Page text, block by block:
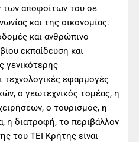
των αποφοίτων του σε
και της οικονομίας.
και ανθρώπινο
εκπαίδευση και
γενικότερης
εφαρμογές
ο γεωτεχνικός τομέας, η
ο τουρισμός, η
η διατροφή, το περιβάλλον
του ΤΕΙ Κρήτης είναι